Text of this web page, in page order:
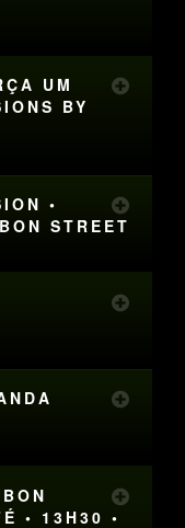
UM
BY
•
STREET
• 13H30 •